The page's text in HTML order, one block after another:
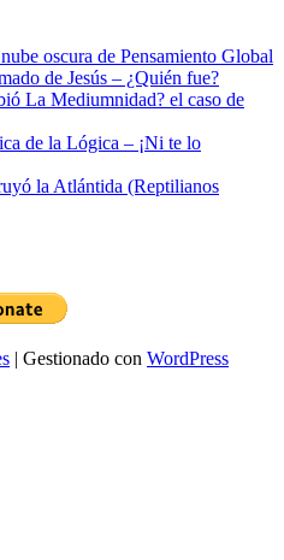
oscura de Pensamiento Global
de Jesús – ¿Quién fue?
La Mediumnidad? el caso de
de la Lógica – ¡Ni te lo
la Atlántida (Reptilianos
| Gestionado con WordPress